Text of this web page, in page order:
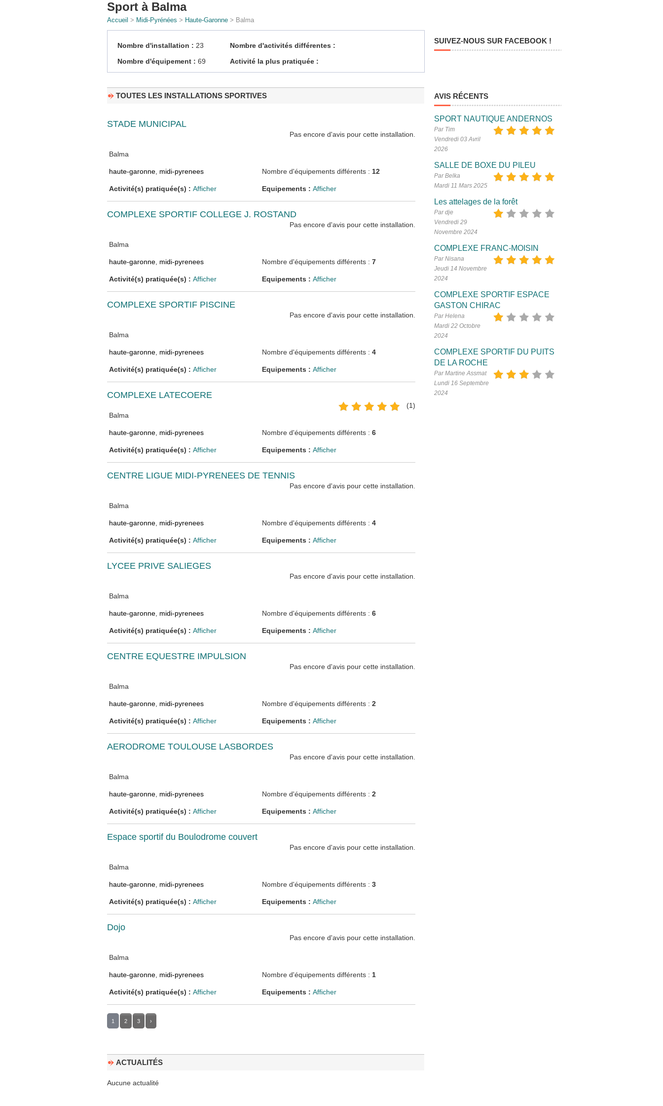
Sport à Balma
Accueil > Midi-Pyrénées > Haute-Garonne> Balma
Nombre d'installation : 23
Nombre d'équipement : 69
Nombre d'activités différentes :
Activité la plus pratiquée :
TOUTES LES INSTALLATIONS SPORTIVES
STADE MUNICIPAL
Pas encore d'avis pour cette installation.
Balma
haute-garonne, midi-pyrenees Nombre d'équipements différents : 12
Activité(s) pratiquée(s) : Afficher Equipements : Afficher
COMPLEXE SPORTIF COLLEGE J. ROSTAND
Pas encore d'avis pour cette installation.
Balma
haute-garonne, midi-pyrenees Nombre d'équipements différents : 7
Activité(s) pratiquée(s) : Afficher Equipements : Afficher
COMPLEXE SPORTIF PISCINE
Pas encore d'avis pour cette installation.
Balma
haute-garonne, midi-pyrenees Nombre d'équipements différents : 4
Activité(s) pratiquée(s) : Afficher Equipements : Afficher
COMPLEXE LATECOERE
(1)
Balma
haute-garonne, midi-pyrenees Nombre d'équipements différents : 6
Activité(s) pratiquée(s) : Afficher Equipements : Afficher
CENTRE LIGUE MIDI-PYRENEES DE TENNIS
Pas encore d'avis pour cette installation.
Balma
haute-garonne, midi-pyrenees Nombre d'équipements différents : 4
Activité(s) pratiquée(s) : Afficher Equipements : Afficher
LYCEE PRIVE SALIEGES
Pas encore d'avis pour cette installation.
Balma
haute-garonne, midi-pyrenees Nombre d'équipements différents : 6
Activité(s) pratiquée(s) : Afficher Equipements : Afficher
CENTRE EQUESTRE IMPULSION
Pas encore d'avis pour cette installation.
Balma
haute-garonne, midi-pyrenees Nombre d'équipements différents : 2
Activité(s) pratiquée(s) : Afficher Equipements : Afficher
AERODROME TOULOUSE LASBORDES
Pas encore d'avis pour cette installation.
Balma
haute-garonne, midi-pyrenees Nombre d'équipements différents : 2
Activité(s) pratiquée(s) : Afficher Equipements : Afficher
Espace sportif du Boulodrome couvert
Pas encore d'avis pour cette installation.
Balma
haute-garonne, midi-pyrenees Nombre d'équipements différents : 3
Activité(s) pratiquée(s) : Afficher Equipements : Afficher
Dojo
Pas encore d'avis pour cette installation.
Balma
haute-garonne, midi-pyrenees Nombre d'équipements différents : 1
Activité(s) pratiquée(s) : Afficher Equipements : Afficher
1 2 3 ›
ACTUALITÉS
Aucune actualité
SUIVEZ-NOUS SUR FACEBOOK !
AVIS RÉCENTS
SPORT NAUTIQUE ANDERNOS
Par Tim
Vendredi 03 Avril
2026
SALLE DE BOXE DU PILEU
Par Belka
Mardi 11 Mars 2025
Les attelages de la forêt
Par dje
Vendredi 29
Novembre 2024
COMPLEXE FRANC-MOISIN
Par Nisana
Jeudi 14 Novembre
2024
COMPLEXE SPORTIF ESPACE
GASTON CHIRAC
Par Helena
Mardi 22 Octobre
2024
COMPLEXE SPORTIF DU PUITS
DE LA ROCHE
Par Martine Assmat
Lundi 16 Septembre
2024